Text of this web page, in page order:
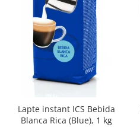
Lapte instant ICS Bebida
Blanca Rica (Blue), 1 kg